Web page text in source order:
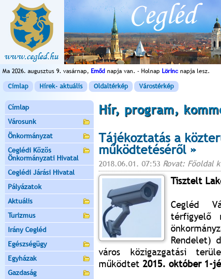
Ma 2026. augusztus 9. vasárnap, Emőd napja van. - Holnap Lörinc napja lesz.
Címlap Hírek- aktuális Oldaltérkép Várostérkép
Címlap
Városunk
Önkormányzat
Ceglédi Közös
Önkormányzati Hivatal
Ceglédi Járási Hivatal
Pályázatok
Aktuális
Turizmus
Irány Cegléd
Egészségügy
Egyházak
Gazdaság
Hír, program,
Tájékoztatás a
működtetéséről »
2018.06.01. 07:53 Rovat: Főoldal
Tisztelt
Cegléd
térfigyelő
Rendelet)
város közigazgatási
működtet 2015. október 1-